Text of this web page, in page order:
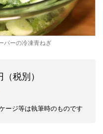
パーの冷凍青ねぎ
税別）
ージ等は執筆時のものです